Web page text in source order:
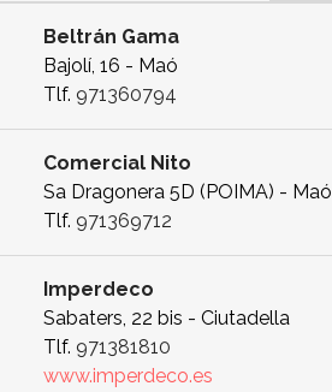
Beltrán Gama
Bajolí, 16 - Maó
Tlf. 971360794
Comercial Nito
Sa Dragonera 5D (POIMA) - Maó
Tlf. 971369712
Imperdeco
Sabaters, 22 bis - Ciutadella
Tlf. 971381810
www.imperdeco.es